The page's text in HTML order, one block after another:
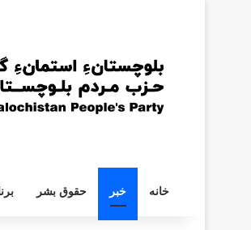
خانه خبر حقوق بشر